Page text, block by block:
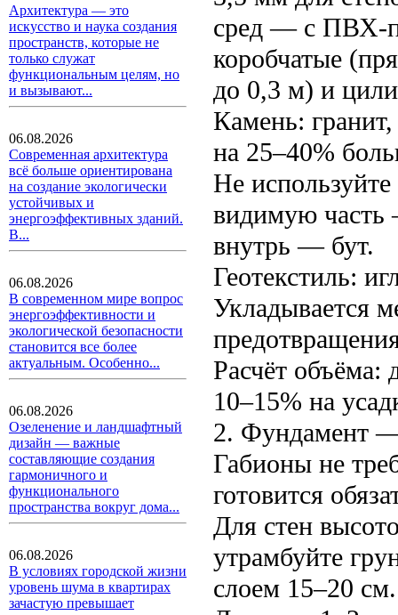
Архитектура — это
искусство и наука создания
пространств, которые не
только служат
функциональным целям, но
и вызывают...
06.08.2026
Современная архитектура
всё больше ориентирована
на создание экологически
устойчивых и
энергоэффективных зданий.
В...
06.08.2026
В современном мире вопрос
энергоэффективности и
экологической безопасности
становится все более
актуальным. Особенно...
06.08.2026
Озеленение и ландшафтный
дизайн — важные
составляющие создания
гармоничного и
функционального
пространства вокруг дома...
06.08.2026
В условиях городской жизни
уровень шума в квартирах
зачастую превышает
сред — с ПВХ-
коробчатые
до 0,3 м) и
Камень:
на 25–40%
Не
видимую
внутрь — бут.
Геотекстиль:
Укладывается
Расчёт объёма:
10–15% на
2. Фундамент —
Габионы не
готовится
Для стен
утрамбуйте
слоем 15–20